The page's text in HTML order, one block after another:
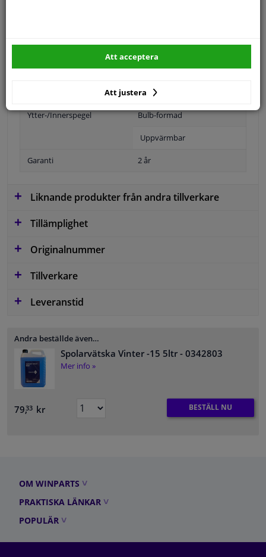
Höger passagerarsida
Ytter-/Innerspegel Bulb-formad
Uppvärmbar
Garanti 2 år
Liknande produkter från andra tillverkare
Tillämplighet
Originalnummer
Tillverkare
Leveranstid
Andra beställde även…
Spolarvätska Vinter -15 5ltr - 0342803
Mer info »
79,33 kr BESTÄLL NU
OM WINPARTS
PRAKTISKA LÄNKAR
POPULÄR
Att justera
Att acceptera